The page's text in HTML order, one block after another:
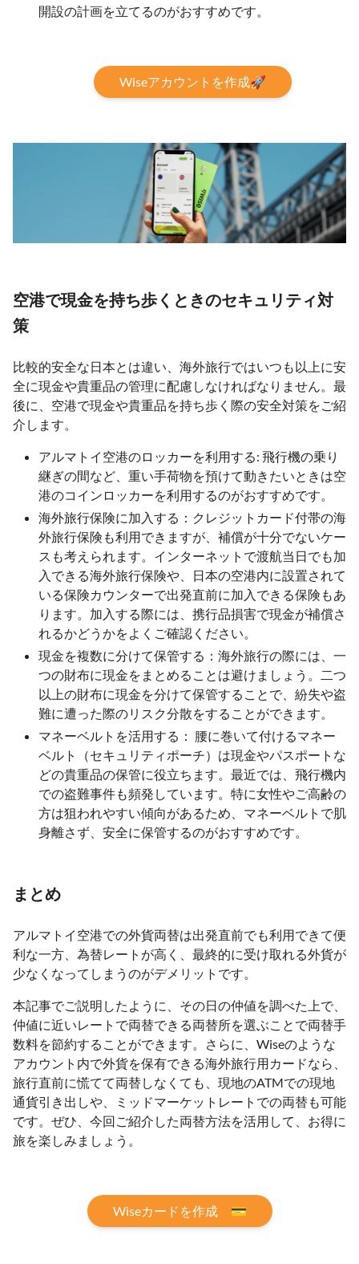
開設の計画を立てるのがおすすめです。
Wiseアカウントを作成🚀
空港で現金を持ち歩くときのセキュリティ対
策
比較的安全な日本とは違い、海外旅行ではいつも以上に安
全に現金や貴重品の管理に配慮しなければなりません。最
後に、空港で現金や貴重品を持ち歩く際の安全対策をご紹
介します。
アルマトイ空港のロッカーを利用する: 飛行機の乗り
継ぎの間など、重い手荷物を預けて動きたいときは空
港のコインロッカーを利用するのがおすすめです。
海外旅行保険に加入する：クレジットカード付帯の海
外旅行保険も利用できますが、補償が十分でないケー
スも考えられます。インターネットで渡航当日でも加
入できる海外旅行保険や、日本の空港内に設置されて
いる保険カウンターで出発直前に加入できる保険もあ
ります。加入する際には、携行品損害で現金が補償さ
れるかどうかをよくご確認ください。
現金を複数に分けて保管する：海外旅行の際には、一
つの財布に現金をまとめることは避けましょう。二つ
以上の財布に現金を分けて保管することで、紛失や盗
難に遭った際のリスク分散をすることができます。
マネーベルトを活用する： 腰に巻いて付けるマネー
ベルト（セキュリティポーチ）は現金やパスポートな
どの貴重品の保管に役立ちます。最近では、飛行機内
での盗難事件も頻発しています。特に女性やご高齢の
方は狙われやすい傾向があるため、マネーベルトで肌
身離さず、安全に保管するのがおすすめです。
まとめ
アルマトイ空港での外貨両替は出発直前でも利用できて便
利な一方、為替レートが高く、最終的に受け取れる外貨が
少なくなってしまうのがデメリットです。
本記事でご説明したように、その日の仲値を調べた上で、
仲値に近いレートで両替できる両替所を選ぶことで両替手
数料を節約することができます。さらに、Wiseのような
アカウント内で外貨を保有できる海外旅行用カードなら、
旅行直前に慌てて両替しなくても、現地のATMでの現地
通貨引き出しや、ミッドマーケットレートでの両替も可能
です。ぜひ、今回ご紹介した両替方法を活用して、お得に
旅を楽しみましょう。
Wiseカードを作成 💳